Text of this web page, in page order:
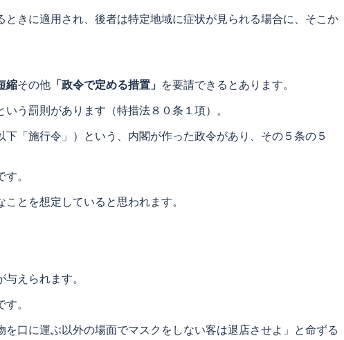
きに適用され、後者は特定地域に症状が見られる場合に、そこか
縮その他 「政令で定める措置」 を要請できるとあります。
う罰則があります（特措法８０条１項）。
「施行令」）という、内閣が作った政令があり、その５条の５
す。
とを想定していると思われます。
えられます。
。
口に運ぶ以外の場面でマスクをしない客は退店させよ」と命ずる